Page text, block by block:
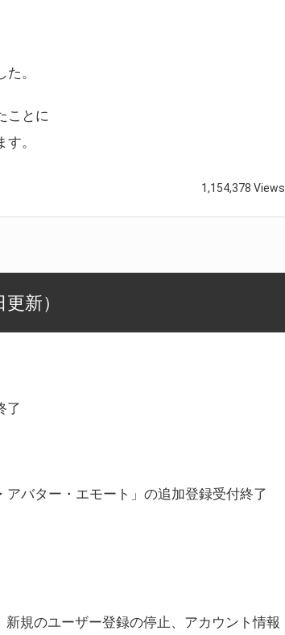
。
ことに
。
1,154,378 Views
新）
了
バター・エモート」の追加登録受付終了
新規のユーザー登録の停止、アカウント情報